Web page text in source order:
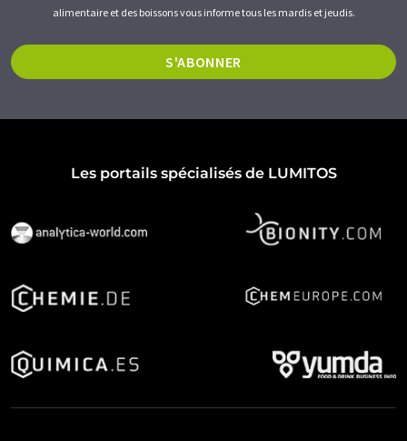
alimentaire et des boissons vous informe tous les mardis et jeudis.
S'ABONNER
Les portails spécialisés de LUMITOS